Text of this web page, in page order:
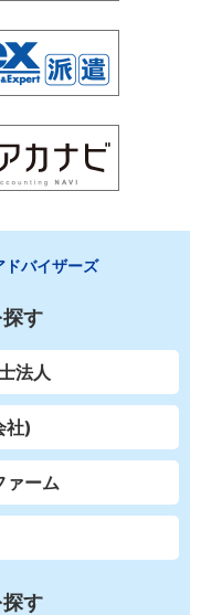
バイザーズ
す
法人
社)
ァーム
す